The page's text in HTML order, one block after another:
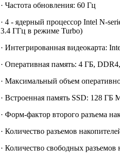
· Частота обновления: 60 Гц
· 4 - ядерный процессор Intel N-
3.4 ГГц в режиме Turbo)
· Интегрированная видеокарта:
· Оперативная память: 4 ГБ,
· Максимальный объем
· Встроенная память SSD: 128 ГБ
· Форм-фактор второго разъема
· Количество разъемов
· Количество свободных разъемов